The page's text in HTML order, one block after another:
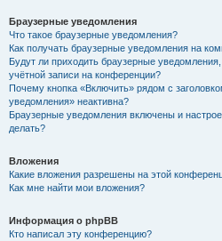
Браузерные уведомления
Что такое браузерные уведомления?
Как получать браузерные уведомления на
Будут ли приходить браузерные
учётной записи на конференции?
Почему кнопка «Включить» рядом с
уведомления» неактивна?
Браузерные уведомления включены и
делать?
Вложения
Какие вложения разрешены на этой
Как мне найти мои вложения?
Информация о phpBB
Кто написал эту конференцию?